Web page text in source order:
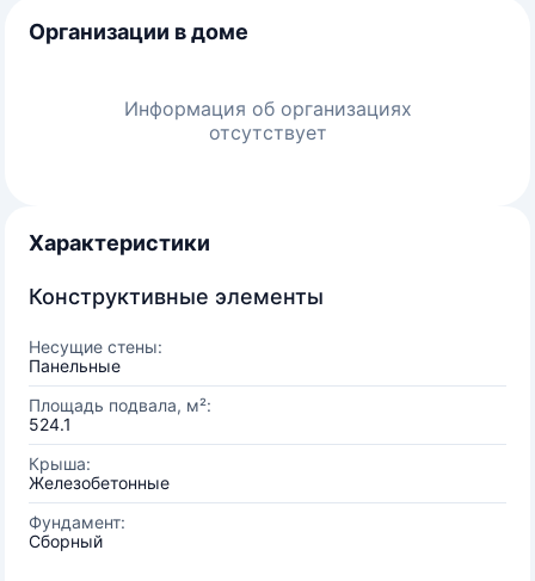
Организации в доме
Информация об организациях
отсутствует
Характеристики
Конструктивные элементы
Несущие стены:
Панельные
Площадь подвала, м²:
524.1
Крыша:
Железобетонные
Фундамент:
Сборный